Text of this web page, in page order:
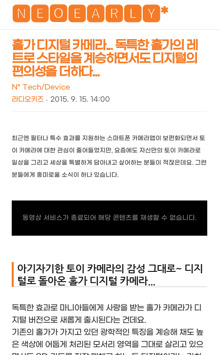
🅽🅴🅾🅴🅰🆁🅻🆈*
검
홀가 디지털 카메라... 독특한 홀가의 레
트로 스타일을 계승하면서도 디지털의
편의성을 더하다...
N* Tech/Device
라디오키즈
2015. 9. 15. 14:00
최근엔 필터나 특수 효과를 지원하는 스마트폰 카메라앱이 보편화되면서 토
이 카메라에 대한 관심이 줄어들었지만, 요즘에도 자신만의 토이 카메라로
일상을 그리고 세상을 특별하게 담아내고 싶어하는 분들이 적잖은데요. 그런
분들에게 흥미로울 소식이 하나 있습니다.
동영상 서비스가 종료되어 해당 콘텐츠를 재생할 수 없습니다.
아기자기한 토이 카메라의 감성 그대로~ 디지
털로 돌아온 홀가 디지털 카메라...
독특한 효과로 마니아들에게 사랑을 받는 홀가 카메라가 디
지털 버전으로 새롭게 출시된다는 건데요.
기존의 홀가가 가지고 있던 광학적인 특징을 계승해 채도 높
은 색상에 어둡게 처리된 모서리 영역을 그대로 살리고 있으